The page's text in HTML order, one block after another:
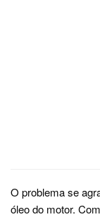
O problema se
óleo do motor.